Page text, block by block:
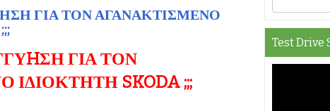
ΓΙΑ ΤΟΝ ΑΓΑΝΑΚΤΙΣΜΕΝΟ
ΓΙΑ ΤΟΝ
SKODA ;;;
Test Drive